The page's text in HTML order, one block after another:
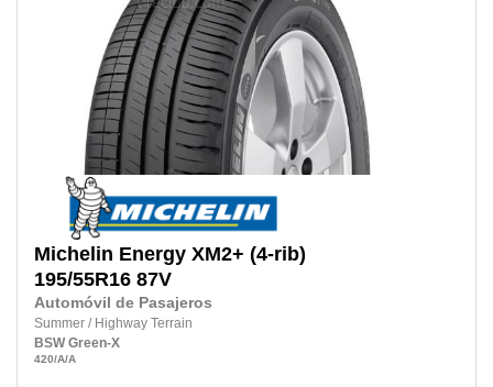
Michelin Energy XM2+ (4-rib)
195/55R16 87V
Automóvil de Pasajeros
Summer / Highway Terrain
BSW Green-X
420/A/A